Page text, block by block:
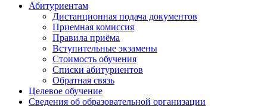
Абитуриентам
Дистанционная подача документов
Приемная комиссия
Правила приёма
Вступительные экзамены
Стоимость обучения
Списки абитуриентов
Обратная связь
Целевое обучение
Сведения об образовательной организации